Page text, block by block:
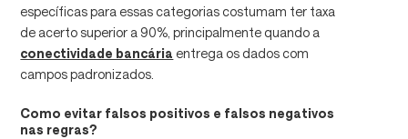
específicas para essas categorias costumam ter taxa
de acerto superior a 90%, principalmente quando a
conectividade bancária entrega os dados com
campos padronizados.
Como evitar falsos positivos e falsos negativos
nas regras?